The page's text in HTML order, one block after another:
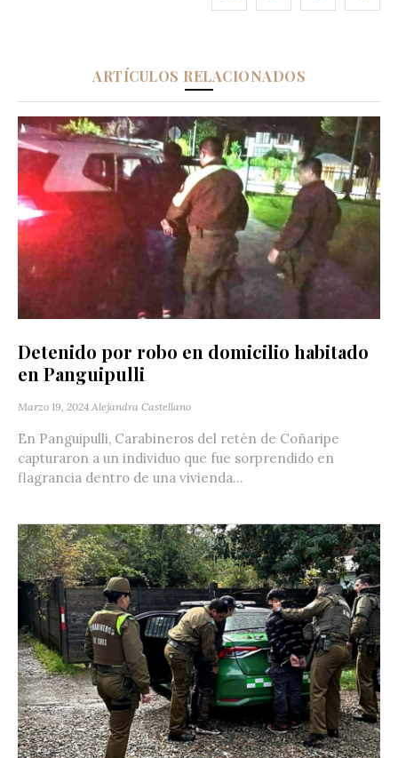
ARTÍCULOS RELACIONADOS
Detenido por robo en domicilio habitado
en Panguipulli
Marzo 19, 2024 Alejandra Castellano
En Panguipulli, Carabineros del retén de Coñaripe
capturaron a un individuo que fue sorprendido en
flagrancia dentro de una vivienda...